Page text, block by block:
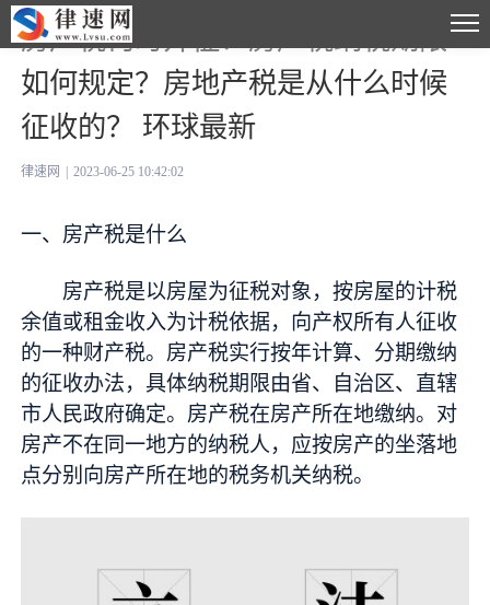
房产税何时开征？房产税纳税期限
如何规定？房地产税是从什么时候
征收的？ 环球最新
律速网 2023-06-25 10:42:02
一、房产税是什么
房产税是以房屋为征税对象，按房屋的计税
余值或租金收入为计税依据，向产权所有人征收
的一种财产税。房产税实行按年计算、分期缴纳
的征收办法，具体纳税期限由省、自治区、直辖
市人民政府确定。房产税在房产所在地缴纳。对
房产不在同一地方的纳税人，应按房产的坐落地
点分别向房产所在地的税务机关纳税。